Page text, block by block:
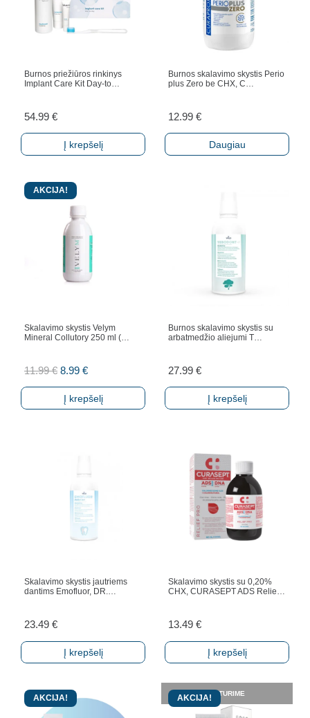
Burnos priežiūros rinkinys
Implant Care Kit Day-to…
54.99 €
Į krepšelį
Burnos skalavimo skystis Perio
plus Zero be CHX, C…
12.99 €
Daugiau
AKCIJA!
Skalavimo skystis Velym
Mineral Collutory 250 ml (…
11.99€ Original
price
was:
8.99 €Current
price
is:
Į krepšelį
Burnos skalavimo skystis su
arbatmedžio aliejumi T…
27.99 €
Į krepšelį
Skalavimo skystis jautriems
dantims Emofluor, DR.…
23.49 €
Į krepšelį
Skalavimo skystis su 0,20%
CHX, CURASEPT ADS Relie…
13.49 €
Į krepšelį
AKCIJA! NETURIME
AKCIJA!